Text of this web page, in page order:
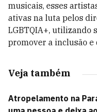
musicais, esses
ativas na luta pelos
LGBTQIA+, utilizando
promover a inclusão e
Veja também
Atropelamento na